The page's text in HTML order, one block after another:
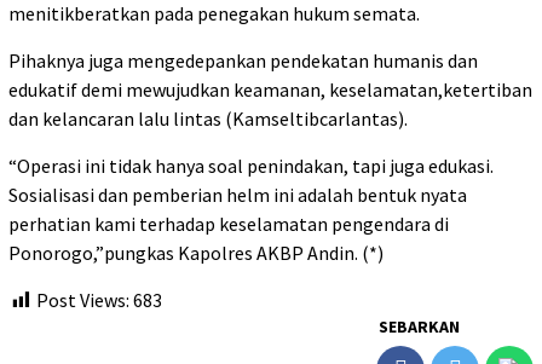
menitikberatkan pada penegakan hukum semata.
Pihaknya juga mengedepankan pendekatan humanis dan
edukatif demi mewujudkan keamanan, keselamatan,ketertiban
dan kelancaran lalu lintas (Kamseltibcarlantas).
“Operasi ini tidak hanya soal penindakan, tapi juga edukasi.
Sosialisasi dan pemberian helm ini adalah bentuk nyata
perhatian kami terhadap keselamatan pengendara di
Ponorogo,”pungkas Kapolres AKBP Andin. (*)
Post Views: 683
SEBARKAN